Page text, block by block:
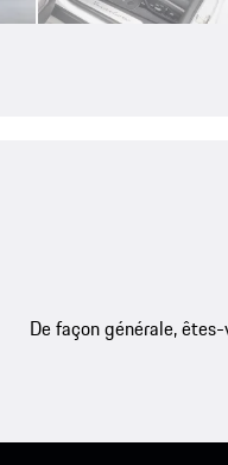
De façon générale,